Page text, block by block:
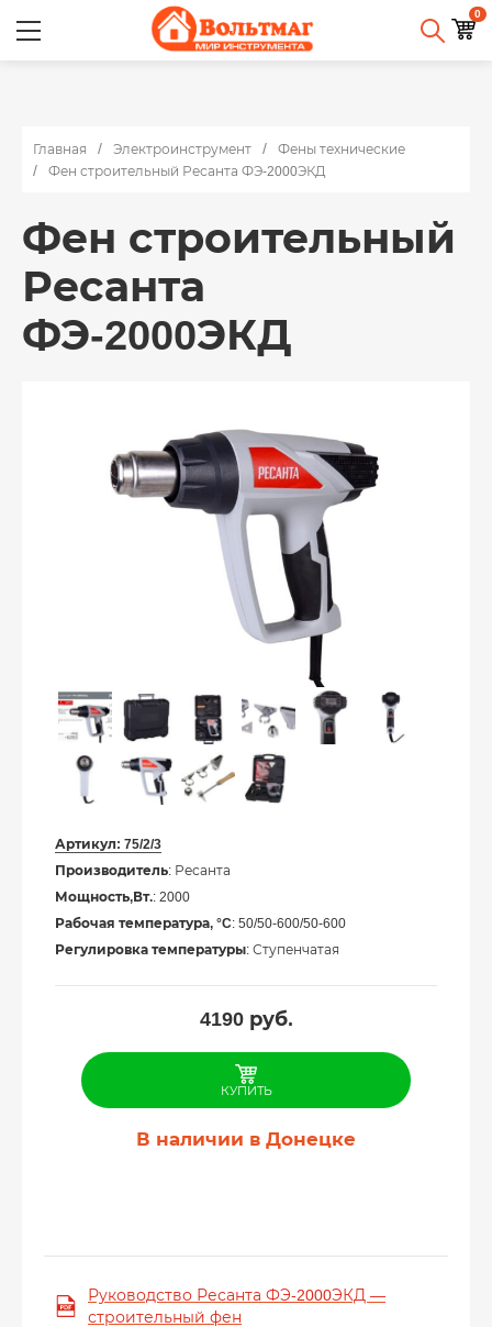
0
Главная Электроинструмент
Фены технические
Фен строительный Ресанта ФЭ-2000ЭКД
Фен строительный
Ресанта
ФЭ-2000ЭКД
Артикул: 75/2/3
Производитель: Ресанта
Мощность,Вт.: 2000
Рабочая температура, °C: 50/50-600/50-600
Регулировка температуры: Ступенчатая
4190руб.
КУПИТЬ
В наличии в Донецке
Руководство Ресанта ФЭ-2000ЭКД —
строительный фен